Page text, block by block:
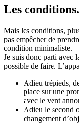
Les conditions.
Mais les conditions,
pas empêcher de
condition minimaliste.
Je suis donc parti avec
possible de faire.
Adieu trépieds,
place sur une
avec le vent
Adieu le second
changement